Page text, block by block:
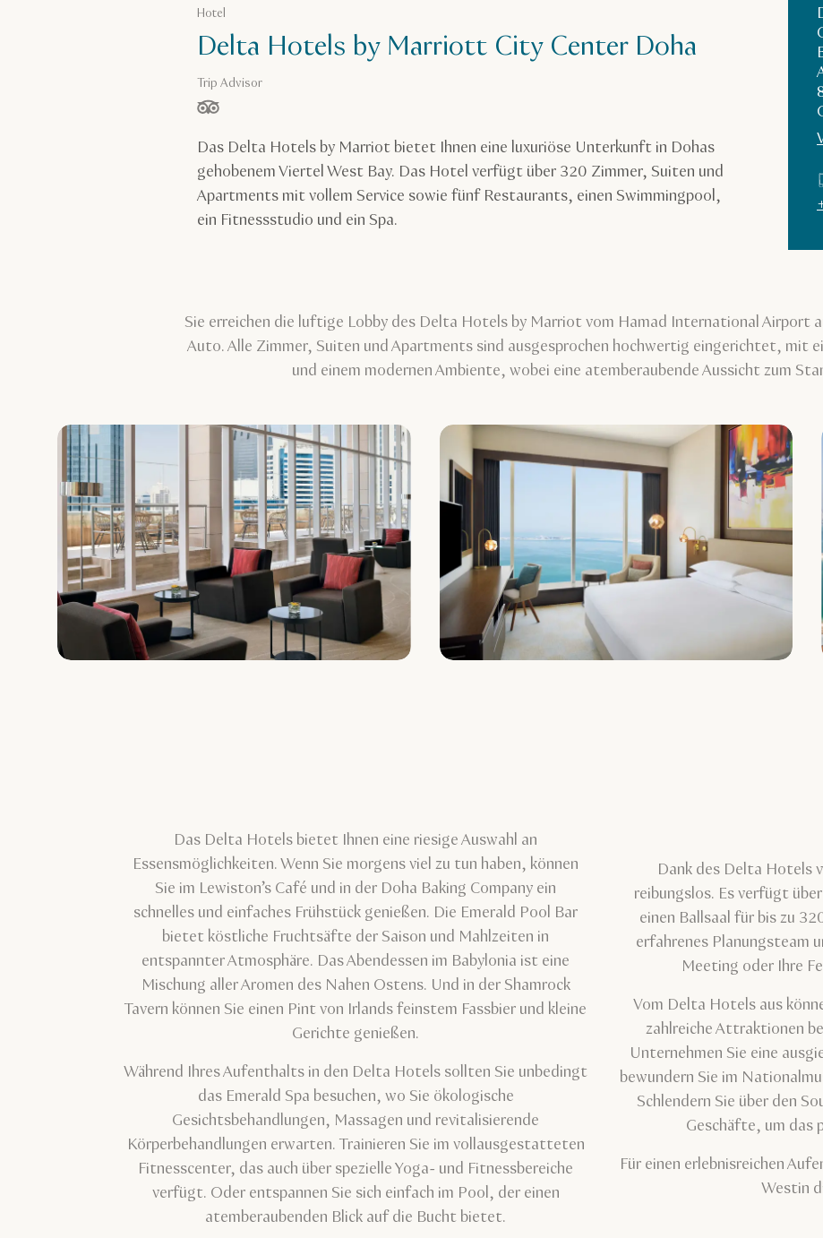
Hotel
Delta Hotels by Marriott City Center Doha
Trip Advisor
von 5 Sternen, basierend auf
Das Delta Hotels by Marriot bietet Ihnen eine luxuriöse Unterkunft in Dohas
gehobenem Viertel West Bay. Das Hotel verfügt über 320 Zimmer, Suiten und
Apartments mit vollem Service sowie fünf Restaurants, einen Swimmingpool,
ein Fitnessstudio und ein Spa.
Sie erreichen die luftige Lobby des Delta Hotels by Marriot vom Hamad International Airport
Auto. Alle Zimmer, Suiten und Apartments sind ausgesprochen hochwertig eingerichtet, mit
und einem modernen Ambiente, wobei eine atemberaubende Aussicht zum
Das Delta Hotels bietet Ihnen eine riesige Auswahl an
Essensmöglichkeiten. Wenn Sie morgens viel zu tun haben, können
Sie im Lewiston’s Café und in der Doha Baking Company ein
schnelles und einfaches Frühstück genießen. Die Emerald Pool Bar
bietet köstliche Fruchtsäfte der Saison und Mahlzeiten in
entspannter Atmosphäre. Das Abendessen im Babylonia ist eine
Mischung aller Aromen des Nahen Ostens. Und in der Shamrock
Tavern können Sie einen Pint von Irlands feinstem Fassbier und kleine
Gerichte genießen.
Während Ihres Aufenthalts in den Delta Hotels sollten Sie unbedingt
das Emerald Spa besuchen, wo Sie ökologische
Gesichtsbehandlungen, Massagen und revitalisierende
Körperbehandlungen erwarten. Trainieren Sie im vollausgestatteten
Fitnesscenter, das auch über spezielle Yoga- und Fitnessbereiche
verfügt. Oder entspannen Sie sich einfach im Pool, der einen
atemberaubenden Blick auf die Bucht bietet.
Dank des Delta Hotels
reibungslos. Es verfügt
einen Ballsaal für bis zu
erfahrenes Planungsteam
Meeting oder Ihre
Vom Delta Hotels aus
zahlreiche Attraktionen
Unternehmen Sie eine
bewundern Sie im
Schlendern Sie über den
Geschäfte, um das
Für einen erlebnisreichen
Westin